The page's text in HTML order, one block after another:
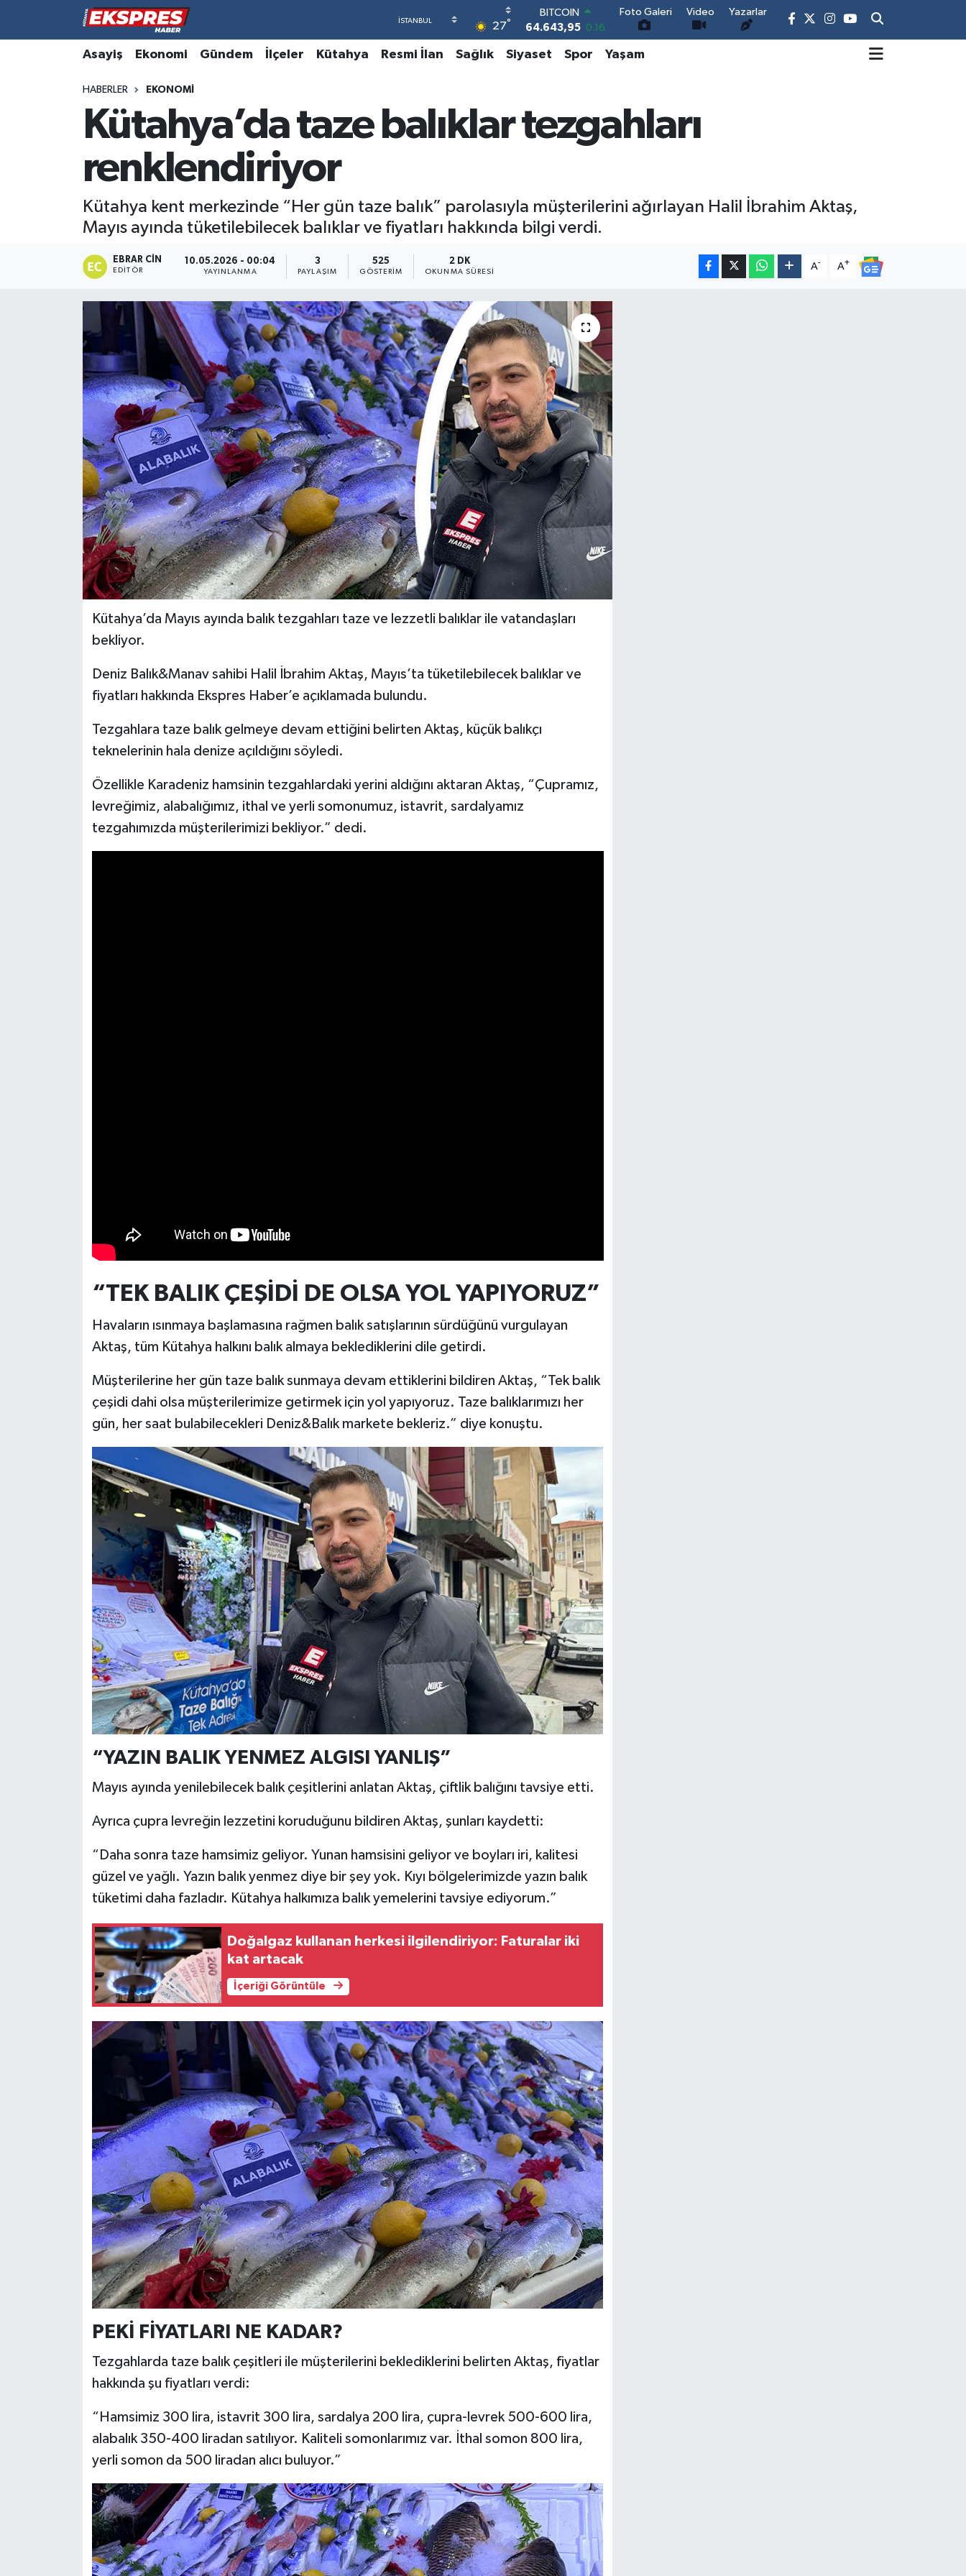
27°
DOLAR
47,6006 0.06
EURO
55,0250 0.02
6500.87 0.12
BİST100
70
Foto Galeri Video Yazarlar
Asayiş Ekonomi Gündem İlçeler Kütahya Resmi İlan Sağlık Siyaset Spor Yaşam
HABERLER EKONOMI
Kütahya’da taze balıklar tezgahları
renklendiriyor
Kütahya kent merkezinde “Her gün taze balık” parolasıyla müşterilerini ağırlayan Halil İbrahim Aktaş,
Mayıs ayında tüketilebilecek balıklar ve fiyatları hakkında bilgi verdi.
EBRAR CIN
EDITÖR
10.05.2026 - 00:04
YAYINLANMA
3
PAYLAŞIM
525
GÖSTERIM
2 DK
OKUNMA SÜRESI
A- A+
Kütahya’da Mayıs ayında balık tezgahları taze ve lezzetli balıklar ile vatandaşları
bekliyor.
Deniz Balık&Manav sahibi Halil İbrahim Aktaş, Mayıs’ta tüketilebilecek balıklar ve
fiyatları hakkında Ekspres Haber’e açıklamada bulundu.
Tezgahlara taze balık gelmeye devam ettiğini belirten Aktaş, küçük balıkçı
teknelerinin hala denize açıldığını söyledi.
Özellikle Karadeniz hamsinin tezgahlardaki yerini aldığını aktaran Aktaş, “Çupramız,
levreğimiz, alabalığımız, ithal ve yerli somonumuz, istavrit, sardalyamız
tezgahımızda müşterilerimizi bekliyor.” dedi.
“TEK BALIK ÇEŞİDİ DE OLSA YOL YAPIYORUZ”
Havaların ısınmaya başlamasına rağmen balık satışlarının sürdüğünü vurgulayan
Aktaş, tüm Kütahya halkını balık almaya beklediklerini dile getirdi.
Müşterilerine her gün taze balık sunmaya devam ettiklerini bildiren Aktaş, “Tek balık
çeşidi dahi olsa müşterilerimize getirmek için yol yapıyoruz. Taze balıklarımızı her
gün, her saat bulabilecekleri Deniz&Balık markete bekleriz.” diye konuştu.
“YAZIN BALIK YENMEZ ALGISI YANLIŞ”
Mayıs ayında yenilebilecek balık çeşitlerini anlatan Aktaş, çiftlik balığını tavsiye etti.
Ayrıca çupra levreğin lezzetini koruduğunu bildiren Aktaş, şunları kaydetti:
“Daha sonra taze hamsimiz geliyor. Yunan hamsisini geliyor ve boyları iri, kalitesi
güzel ve yağlı. Yazın balık yenmez diye bir şey yok. Kıyı bölgelerimizde yazın balık
tüketimi daha fazladır. Kütahya halkımıza balık yemelerini tavsiye ediyorum.”
Doğalgaz kullanan herkesi ilgilendiriyor: Faturalar iki
kat artacak
İçeriği Görüntüle
PEKİ FİYATLARI NE KADAR?
Tezgahlarda taze balık çeşitleri ile müşterilerini beklediklerini belirten Aktaş, fiyatlar
hakkında şu fiyatları verdi:
“Hamsimiz 300 lira, istavrit 300 lira, sardalya 200 lira, çupra-levrek 500-600 lira,
alabalık 350-400 liradan satılıyor. Kaliteli somonlarımız var. İthal somon 800 lira,
yerli somon da 500 liradan alıcı buluyor.”
Altıntaş
Aslanapa
Biyografiler
Çavdarhisar
Domaniç
Dumlupınar
Foto Galeri
Kültür Sanat
Yemek Tarifleri
Hava Durumu
Trafik Durumu
Süper Lig Puan Durumu ve Fikstür
Tüm Manşetler
Son Dakika Haberleri
Haber Arşivi